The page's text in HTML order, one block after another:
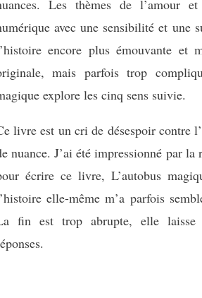
Les thèmes de l’amour
avec une sensibilité et une
encore plus émouvante et
mais parfois trop
explore les cinq sens suivie.
livre est un cri de désespoir contre
nuance. J’ai été impressionné par
écrire ce livre, L’autobus
elle-même m’a parfois
fin est trop abrupte, elle laisse